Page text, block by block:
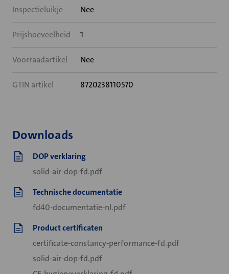
Inspectieluikje Nee
Prijshoeveelheid 1
Voorraadartikel Nee
GTIN artikel 8720238110570
Downloads
DOP verklaring
solid-air-dop-fd.pdf
Technische documentatie
fd40-documentatie-nl.pdf
Product certificaten
certificate-constancy-performance-fd.pdf
solid-air-dop-fd.pdf